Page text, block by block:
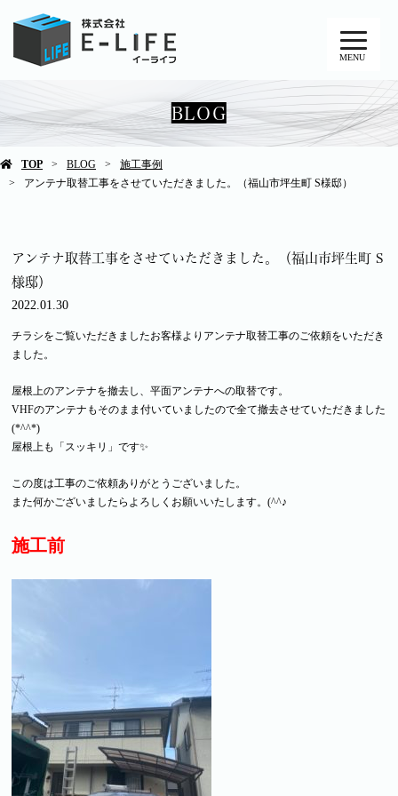
MENU
BLOG
TOP BLOG
施工事例
アンテナ取替工事をさせていただきました。（福山市坪生町 S様邸）
アンテナ取替工事をさせていただきました。（福山市坪生町 S
様邸）
2022.01.30
チラシをご覧いただきましたお客様よりアンテナ取替工事のご依頼をいただき
ました。
屋根上のアンテナを撤去し、平面アンテナへの取替です。
VHFのアンテナもそのまま付いていましたので全て撤去させていただきました
(*^^*)
屋根上も「スッキリ」です✨
この度は工事のご依頼ありがとうございました。
また何かございましたらよろしくお願いいたします。(^^♪
施工前